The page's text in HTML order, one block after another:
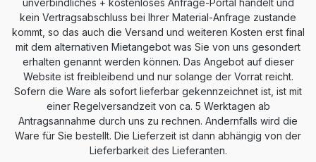
unverbindliches + kostenloses Anfrage-Portal handelt und
kein Vertragsabschluss bei Ihrer Material-Anfrage zustande
kommt, so das auch die Versand und weiteren Kosten erst final
mit dem alternativen Mietangebot was Sie von uns gesondert
erhalten genannt werden können. Das Angebot auf dieser
Website ist freibleibend und nur solange der Vorrat reicht.
Sofern die Ware als sofort lieferbar gekennzeichnet ist, ist mit
einer Regelversandzeit von ca. 5 Werktagen ab
Antragsannahme durch uns zu rechnen. Andernfalls wird die
Ware für Sie bestellt. Die Lieferzeit ist dann abhängig von der
Lieferbarkeit des Lieferanten.